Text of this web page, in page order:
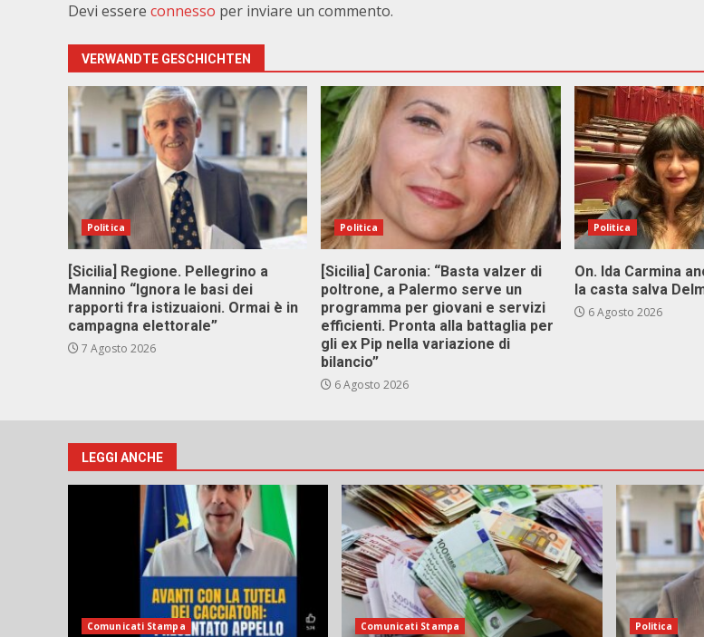
Devi essere connesso per inviare un commento.
VERWANDTE GESCHICHTEN
Politica
[Sicilia] Regione. Pellegrino a
Mannino “Ignora le basi dei
rapporti fra istizuaioni. Ormai è in
campagna elettorale”
7 Agosto 2026
Politica
[Sicilia] Caronia: “Basta valzer di
poltrone, a Palermo serve un
programma per giovani e servizi
efficienti. Pronta alla battaglia per
gli ex Pip nella variazione di
bilancio”
6 Agosto 2026
Politica
On. Ida Carmina
la casta salva
6 Agosto 2026
LEGGI ANCHE
Comunicati Stampa Comunicati Stampa Politica